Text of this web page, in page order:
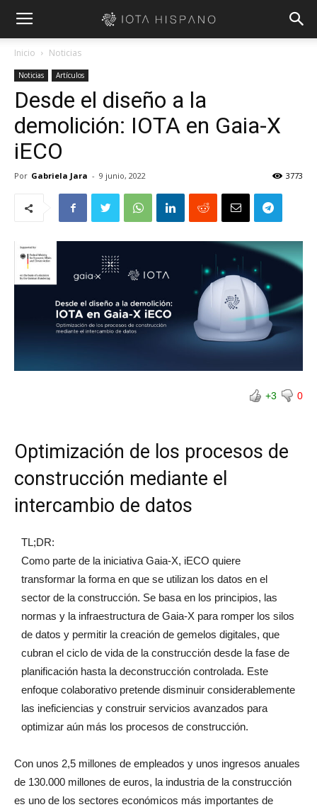
Inicio Noticias
Noticias Artículos
Desde el diseño a la
demolición: IOTA en Gaia-X
iECO
Por Gabriela Jara - 9 junio, 2022 3773
+3 0
Optimización de los procesos de
construcción mediante el
intercambio de datos
TL;DR:
Como parte de la iniciativa Gaia-X, iECO quiere
transformar la forma en que se utilizan los datos en el
sector de la construcción. Se basa en los principios, las
normas y la infraestructura de Gaia-X para romper los silos
de datos y permitir la creación de gemelos digitales, que
cubran el ciclo de vida de la construcción desde la fase de
planificación hasta la deconstrucción controlada. Este
enfoque colaborativo pretende disminuir considerablemente
las ineficiencias y construir servicios avanzados para
optimizar aún más los procesos de construcción.
Con unos 2,5 millones de empleados y unos ingresos anuales
de 130.000 millones de euros, la industria de la construcción
es uno de los sectores económicos más importantes de